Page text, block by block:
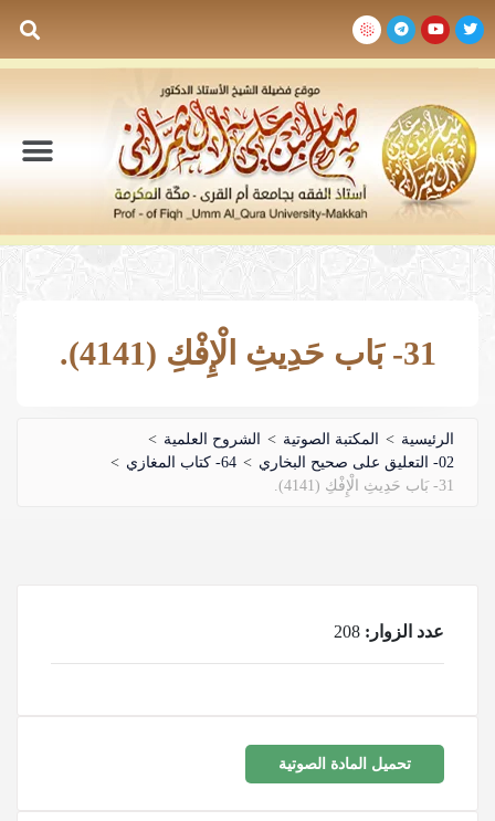
31- بَاب حَدِيثِ الْإِفْكِ (4141).
الرئيسية > المكتبة الصوتية > الشروح العلمية >
02- التعليق على صحيح البخاري
> 64- كتاب المغازي
>
31- بَاب حَدِيثِ الْإِفْكِ (4141).
عدد الزوار: 208
تحميل المادة الصوتية